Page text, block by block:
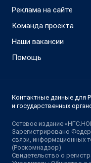
Реклама на сайте
Команда проекта
Наши вакансии
Помощь
Контактные данные для
и государственных
Сетевое издание
Зарегистрировано
связи, информационных
(Роскомнадзор)
Свидетельство о